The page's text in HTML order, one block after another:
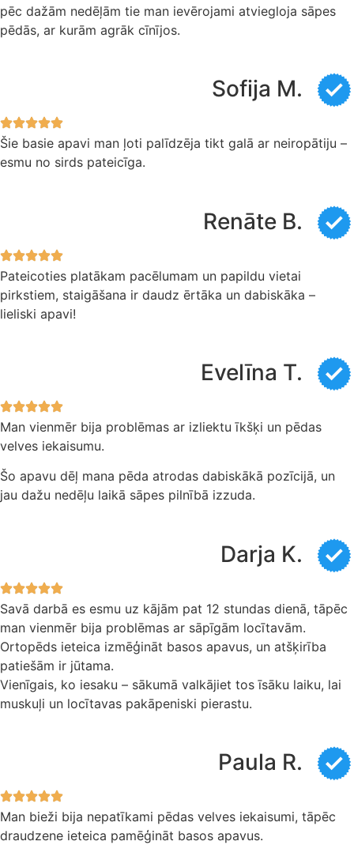
pēc dažām nedēļām tie man ievērojami atviegloja sāpes
pēdās, ar kurām agrāk cīnījos.
Sofija M.
Šie basie apavi man ļoti palīdzēja tikt galā ar neiropātiju –
esmu no sirds pateicīga.
Renāte B.
Pateicoties platākam pacēlumam un papildu vietai
pirkstiem, staigāšana ir daudz ērtāka un dabiskāka –
lieliski apavi!
Evelīna T.
Man vienmēr bija problēmas ar izliektu īkšķi un pēdas
velves iekaisumu.
Šo apavu dēļ mana pēda atrodas dabiskākā pozīcijā, un
jau dažu nedēļu laikā sāpes pilnībā izzuda.
Darja K.
Savā darbā es esmu uz kājām pat 12 stundas dienā, tāpēc
man vienmēr bija problēmas ar sāpīgām locītavām.
Ortopēds ieteica izmēģināt basos apavus, un atšķirība
patiešām ir jūtama.
Vienīgais, ko iesaku – sākumā valkājiet tos īsāku laiku, lai
muskuļi un locītavas pakāpeniski pierastu.
Paula R.
Man bieži bija nepatīkami pēdas velves iekaisumi, tāpēc
draudzene ieteica pamēģināt basos apavus.